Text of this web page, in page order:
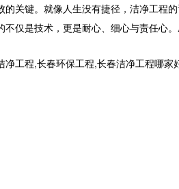
的关键。就像人生没有捷径，洁净工程
仅是技术，更是耐心、细心与责任心
工程,长春环保工程,长春洁净工程哪